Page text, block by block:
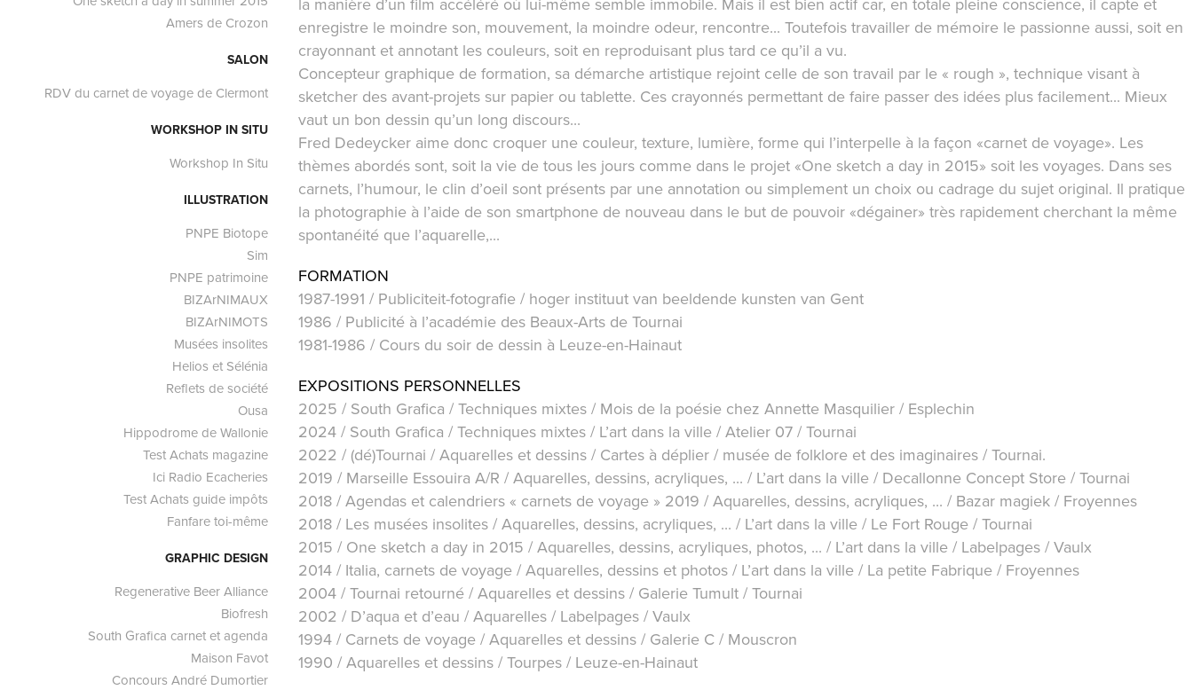
Amers de Crozon
SALON
RDV du carnet de voyage de Clermont
WORKSHOP IN SITU
Workshop In Situ
ILLUSTRATION
PNPE Biotope
Sim
PNPE patrimoine
BIZArNIMAUX
BIZArNIMOTS
Musées insolites
Helios et Sélénia
Reflets de société
Ousa
Hippodrome de Wallonie
Test Achats magazine
Ici Radio Ecacheries
Test Achats guide impôts
Fanfare toi-même
GRAPHIC DESIGN
Regenerative Beer Alliance
Biofresh
South Grafica carnet et agenda
Maison Favot
Concours André Dumortier
enregistre le moindre son, mouvement, la moindre odeur, rencontre... Toutefois travailler de mémoire le passionne aussi, soit en
crayonnant et annotant les couleurs, soit en reproduisant plus tard ce qu’il a vu.
Concepteur graphique de formation, sa démarche artistique rejoint celle de son travail par le « rough », technique visant à
sketcher des avant-projets sur papier ou tablette. Ces crayonnés permettant de faire passer des idées plus facilement... Mieux
vaut un bon dessin qu’un long discours...
Fred Dedeycker aime donc croquer une couleur, texture, lumière, forme qui l’interpelle à la façon «carnet de voyage». Les
thèmes abordés sont, soit la vie de tous les jours comme dans le projet «One sketch a day in 2015» soit les voyages. Dans ses
carnets, l’humour, le clin d’oeil sont présents par une annotation ou simplement un choix ou cadrage du sujet original. Il pratique
la photographie à l’aide de son smartphone de nouveau dans le but de pouvoir «dégainer» très rapidement cherchant la même
spontanéité que l’aquarelle,...
FORMATION
1987-1991 / Publiciteit-fotografie / hoger instituut van beeldende kunsten van Gent
1986 / Publicité à l’académie des Beaux-Arts de Tournai
1981-1986 / Cours du soir de dessin à Leuze-en-Hainaut
EXPOSITIONS PERSONNELLES
2025 / South Grafica / Techniques mixtes / Mois de la poésie chez Annette Masquilier / Esplechin
2024 / South Grafica / Techniques mixtes / L’art dans la ville / Atelier 07 / Tournai
2022 / (dé)Tournai / Aquarelles et dessins / Cartes à déplier / musée de folklore et des imaginaires / Tournai.
2019 / Marseille Essouira A/R / Aquarelles, dessins, acryliques, ... / L’art dans la ville / Decallonne Concept Store / Tournai
2018 / Agendas et calendriers « carnets de voyage » 2019 / Aquarelles, dessins, acryliques, ... / Bazar magiek / Froyennes
2018 / Les musées insolites / Aquarelles, dessins, acryliques, ... / L’art dans la ville / Le Fort Rouge / Tournai
2015 / One sketch a day in 2015 / Aquarelles, dessins, acryliques, photos, ... / L’art dans la ville / Labelpages / Vaulx
2014 / Italia, carnets de voyage / Aquarelles, dessins et photos / L’art dans la ville / La petite Fabrique / Froyennes
2004 / Tournai retourné / Aquarelles et dessins / Galerie Tumult / Tournai
2002 / D’aqua et d’eau / Aquarelles / Labelpages / Vaulx
1994 / Carnets de voyage / Aquarelles et dessins / Galerie C / Mouscron
1990 / Aquarelles et dessins / Tourpes / Leuze-en-Hainaut